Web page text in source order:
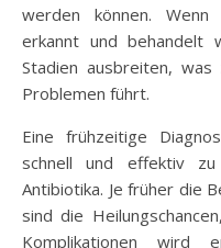
werden können.
erkannt und behandelt
Stadien ausbreiten, was
Problemen führt.
Eine frühzeitige
schnell und effektiv
Antibiotika. Je früher die
sind die
Komplikationen wird